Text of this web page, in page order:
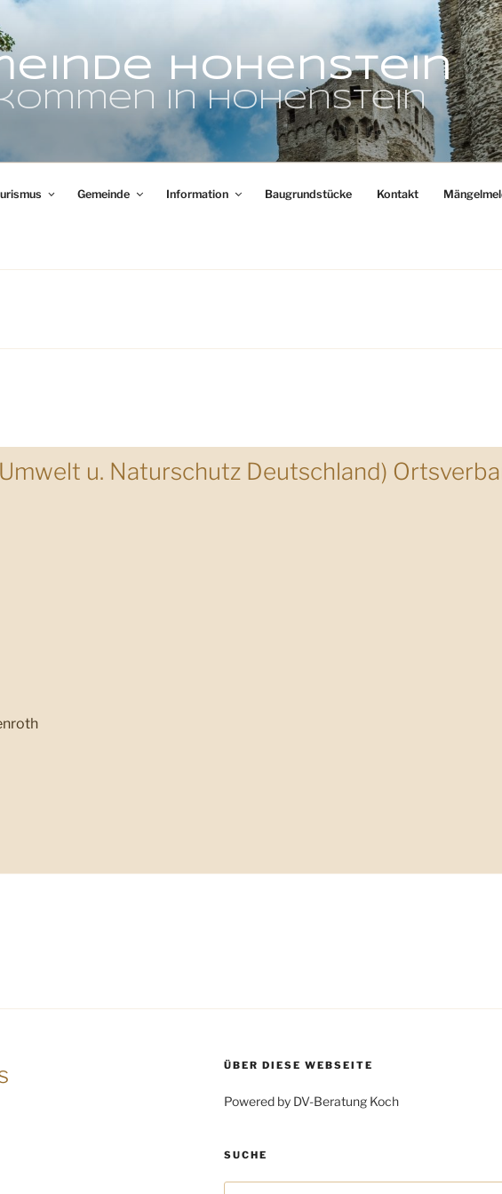
Hohenstein
in Hohenstein
Gemeinde Information Baugrundstücke Kontakt
u. Naturschutz Deutschland)
ÜBER DIESE WEBSEITE
Powered by DV-Beratung Koch
SUCHE